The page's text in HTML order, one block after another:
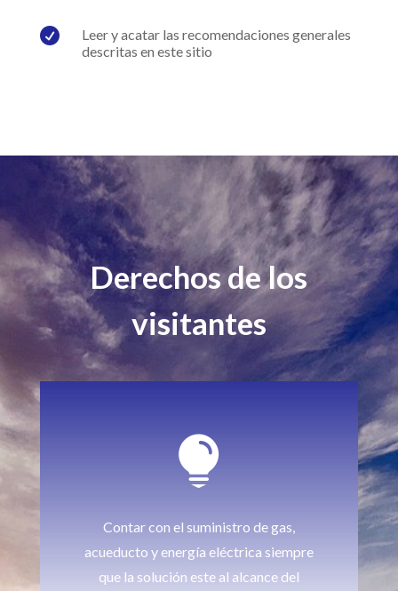

Leer y acatar las recomendaciones generales
descritas en este sitio
Derechos de los
visitantes

Contar con el suministro de gas,
acueducto y energía eléctrica siempre
que la solución este al alcance del